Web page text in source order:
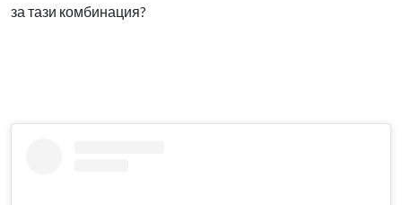
за тази комбинация?